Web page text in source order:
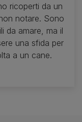
ricoperti da un
notare. Sono
da amare, ma il
una sfida per
a un cane.